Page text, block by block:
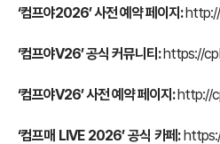
‘컴프야2026’ 사전 예약 페이지:
‘컴프야V26’ 공식 커뮤니티: https://
‘컴프야V26’ 사전 예약 페이지: http://
‘컴프매 LIVE 2026’ 공식 카페: